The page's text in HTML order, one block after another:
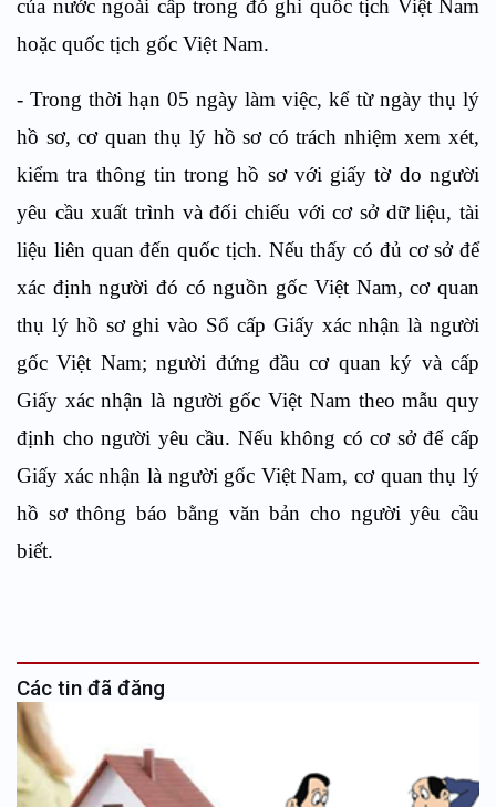
của nước ngoài cấp trong đó ghi quốc tịch Việt Nam
hoặc quốc tịch gốc Việt Nam.
- Trong thời hạn 05 ngày làm việc, kể từ ngày thụ lý
hồ sơ, cơ quan thụ lý hồ sơ có trách nhiệm xem xét,
kiểm tra thông tin trong hồ sơ với giấy tờ do người
yêu cầu xuất trình và đối chiếu với cơ sở dữ liệu, tài
liệu liên quan đến quốc tịch. Nếu thấy có đủ cơ sở để
xác định người đó có nguồn gốc Việt Nam, cơ quan
thụ lý hồ sơ ghi vào Sổ cấp Giấy xác nhận là người
gốc Việt Nam; người đứng đầu cơ quan ký và cấp
Giấy xác nhận là người gốc Việt Nam theo mẫu quy
định cho người yêu cầu. Nếu không có cơ sở để cấp
Giấy xác nhận là người gốc Việt Nam, cơ quan thụ lý
hồ sơ thông báo bằng văn bản cho người yêu cầu
biết.
Các tin đã đăng